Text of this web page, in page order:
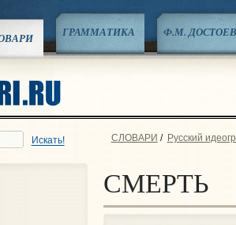
ГРАММАТИКА Ф.М.
Искать! СЛОВАРИ / Русский
СМЕРТЬ